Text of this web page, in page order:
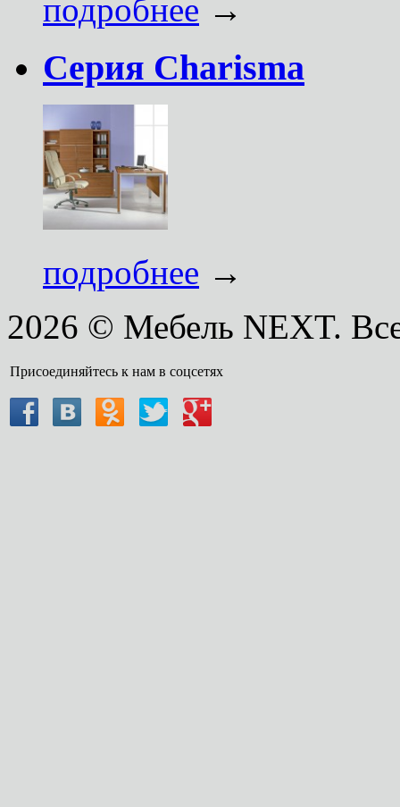
подробнее →
Серия Charisma
подробнее →
2026 © Мебель NEXT.
Присоединяйтесь к нам в соцсетях